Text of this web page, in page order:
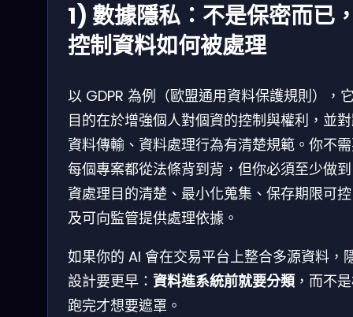
1) 數據隱私：不是保密而已
控制資料如何被處理
以 GDPR 為例（歐盟通用資料保護規則），
目的在於增強個人對個資的控制與權利，並
資料傳輸、資料處理行為有清楚規範。你不
每個專案都從法條背到背，但你必須至少做
資處理目的清楚、最小化蒐集、保存期限可
及可向監管提供處理依據。
如果你的 AI 會在交易平台上整合多源資料，
設計要更早： 資料進系統前就要分類，而不
跑完才想要遮罩。